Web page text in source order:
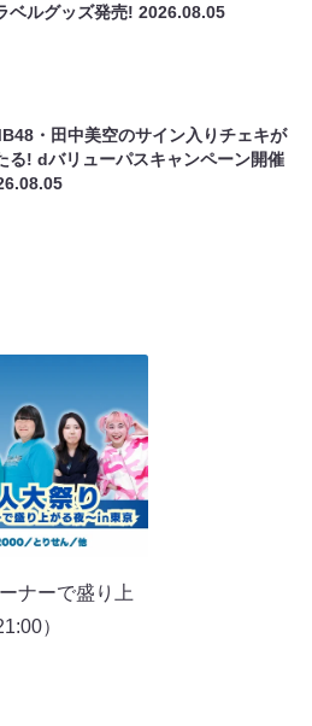
ベルグッズ発売!2026.08.05
・田中美空のサイン入りチェキが
る! dバリューパスキャンペーン開催
ナーで盛り上
）